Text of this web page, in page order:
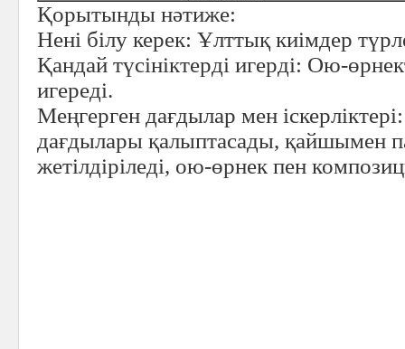
Қорытынды нәтиже:
Нені білу керек: Ұлттық киімдер
Қандай түсініктерді игерді: Ою-
игереді.
Меңгерген дағдылар мен іскерліктері:
дағдылары қалыптасады, қайшымен
жетілдіріледі, ою-өрнек пен